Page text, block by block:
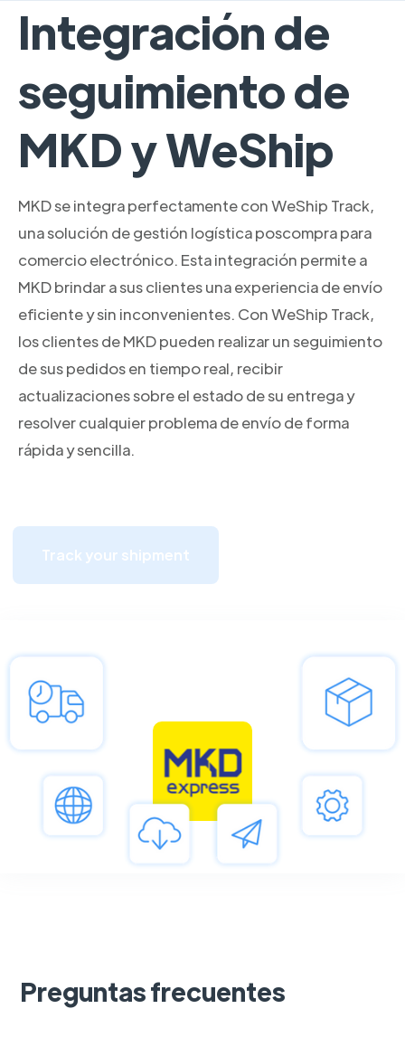
Integración de
seguimiento de
MKD y WeShip
MKD se integra perfectamente con WeShip Track,
una solución de gestión logística poscompra para
comercio electrónico. Esta integración permite a
MKD brindar a sus clientes una experiencia de envío
eficiente y sin inconvenientes. Con WeShip Track,
los clientes de MKD pueden realizar un seguimiento
de sus pedidos en tiempo real, recibir
actualizaciones sobre el estado de su entrega y
resolver cualquier problema de envío de forma
rápida y sencilla.
Track your shipment
Preguntas frecuentes